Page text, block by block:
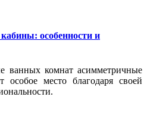
особенности и
ванных комнат асимметричные
место благодаря своей